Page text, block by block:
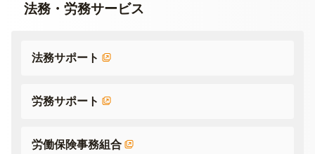
法務・労務サービス
法務サポート
労務サポート
労働保険事務組合